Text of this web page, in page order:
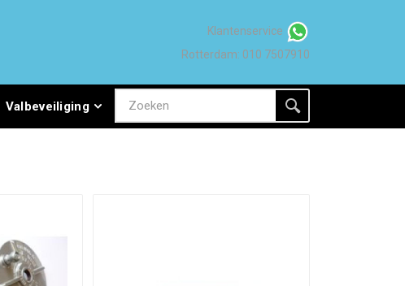
Klantenservice
Rotterdam: 010 7507910
Valbeveiliging